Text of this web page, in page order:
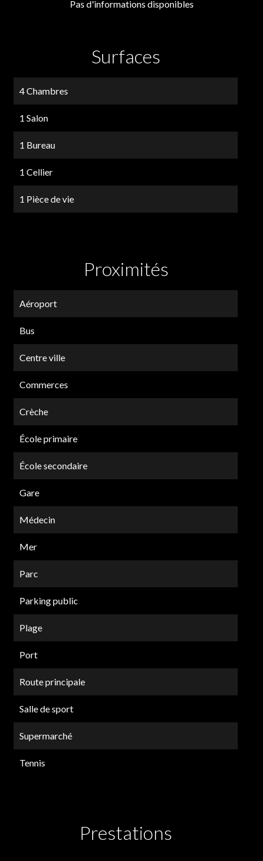
Pas d'informations disponibles
Surfaces
4 Chambres
1 Salon
1 Bureau
1 Cellier
1 Pièce de vie
Proximités
Aéroport
Bus
Centre ville
Commerces
Crèche
École primaire
École secondaire
Gare
Médecin
Mer
Parc
Parking public
Plage
Port
Route principale
Salle de sport
Supermarché
Tennis
Prestations